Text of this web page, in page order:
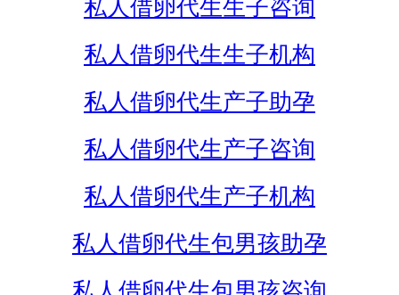
私人借卵代生生子咨询
私人借卵代生生子机构
私人借卵代生产子助孕
私人借卵代生产子咨询
私人借卵代生产子机构
私人借卵代生包男孩助孕